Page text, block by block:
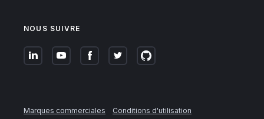
NOUS SUIVRE
Marques commerciales
Conditions d'utilisation